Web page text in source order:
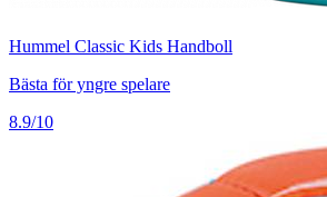
Hummel Classic Kids Handboll
Bästa för yngre spelare
8.9/10